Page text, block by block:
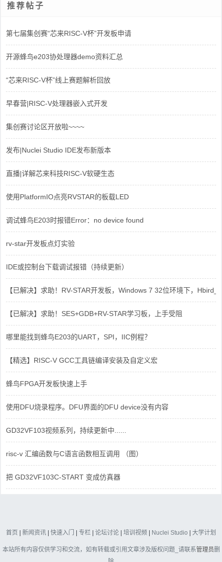
推荐帖子
第七届集创赛“芯来RISC-V杯”开发板申请
开源蜂鸟e203协处理器demo资料汇总
“芯来RISC-V杯”线上赛题解析回放
早春营|RISC-V处理器嵌入式开发
集创赛讨论区开放啦~~~~
发布|Nuclei Studio IDE发布新版本
直播|详解芯来科技RISC-V软硬生态
使用PlatformIO点亮RVSTAR的板载LED
调试蜂鸟E203时报错Error：no device found
rv-star开发板点灯实验
IDE或控制台下载调试报错（持续更新）
【已解决】求助！RV-STAR开发板，Windows 7 32位环境下，
【已解决】求助！SES+GDB+RV-STAR学习板，上手受阻
哪里能找到蜂鸟E203的UART，SPI，IIC例程？
【精选】RISC-V GCC工具链编译安装及自定义宏
蜂鸟FPGA开发板快速上手
使用DFU烧录程序。DFU界面的DFU device没有内容
GD32VF103视频系列，持续更新中......
risc-v 汇编函数与C语言函数相互调用 （图）
把 GD32VF103C-START 变成仿真器
首页 | 新闻资讯 | 快速入门 | 专栏 | 论坛讨论 | 培训视频 | Nuclei Studio | 大学计划
本站所有内容仅供学习和交流，如有转载或引用文章涉及版权问题_请联系管理员删